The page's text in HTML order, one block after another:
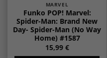
MARVEL
Funko POP! Marvel:
Spider-Man: Brand New
Day- Spider-Man (No Way
Home) #1587
15,99 €